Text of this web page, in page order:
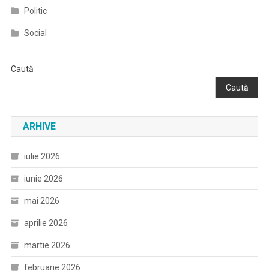
Politic
Social
Caută
Caută
ARHIVE
iulie 2026
iunie 2026
mai 2026
aprilie 2026
martie 2026
februarie 2026